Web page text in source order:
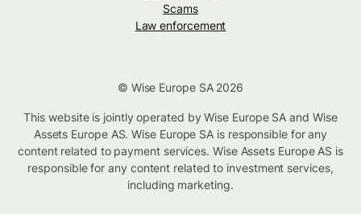
Scams
Law enforcement
© Wise Europe SA 2026
This website is jointly operated by Wise Europe SA and Wise
Assets Europe AS. Wise Europe SA is responsible for any
content related to payment services. Wise Assets Europe AS is
responsible for any content related to investment services,
including marketing.